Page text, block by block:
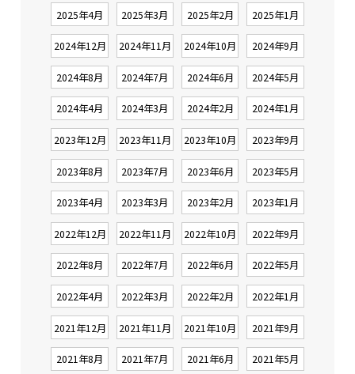
2025年4月 2025年3月 2025年2月 2025年1月
2024年12月 2024年11月 2024年10月 2024年9月
2024年8月 2024年7月 2024年6月 2024年5月
2024年4月 2024年3月 2024年2月 2024年1月
2023年12月 2023年11月 2023年10月 2023年9月
2023年8月 2023年7月 2023年6月 2023年5月
2023年4月 2023年3月 2023年2月 2023年1月
2022年12月 2022年11月 2022年10月 2022年9月
2022年8月 2022年7月 2022年6月 2022年5月
2022年4月 2022年3月 2022年2月 2022年1月
2021年12月 2021年11月 2021年10月 2021年9月
2021年8月 2021年7月 2021年6月 2021年5月